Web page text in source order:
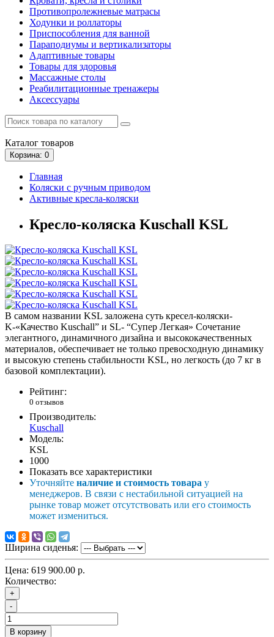
Противопролежневые матрасы
Ходунки и роллаторы
Приспособления для ванной
Параподиумы и вертикализаторы
Адаптивные товары
Товары для здоровья
Массажные столы
Реабилитационные тренажеры
Аксессуары
Каталог товаров
Корзина: 0
Главная
Коляски с ручным приводом
Активные кресла-коляски
Кресло-коляска Kuschall KSL
В самом названии KSL заложена суть кресел-коляски-
K-«Качество Kuschall” и SL- “Супер Легкая» Сочетание
элегантного, динамичного дизайна и высококачественных
материалов, обеспечивает не только превосходную динамику
и высокую степень стабильности KSL, но легкость (до 7 кг в
базовой комплектации).
Рейтинг:
0 отзывов
Производитель:
Kuschall
Модель:
KSL
1000
Показать все характеристики
Уточняйте наличие и стоимость товара у
менеджеров. В связи с нестабильной ситуацией на
рынке товар может отсутствовать или его стоимость
может измениться.
Ширина сиденья:
Цена: 619 900.00 р.
Количество:
+
-
В корзину